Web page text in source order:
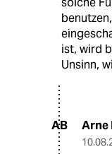
ist, wird
Unsinn,
AB Arne